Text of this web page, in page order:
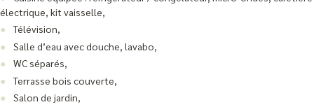
électrique, kit vaisselle,
Télévision,
Salle d’eau avec douche, lavabo,
WC séparés,
Terrasse bois couverte,
Salon de jardin,